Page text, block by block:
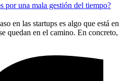
por una mala gestión del tiempo?
en las startups es algo que está en
quedan en el camino. En concreto,